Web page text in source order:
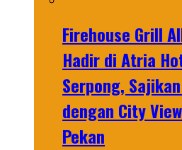
Firehouse Grill
Hadir di Atria
Serpong,
dengan City
Pekan